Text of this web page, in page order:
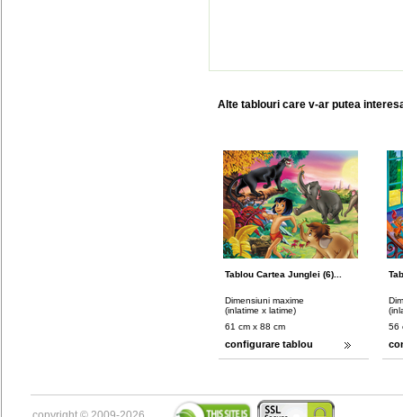
Alte tablouri care v-ar putea
Tablou Cartea Junglei (6)...
Dimensiuni maxime
(inlatime x latime)
61 cm x 88 cm
configurare tablou
56